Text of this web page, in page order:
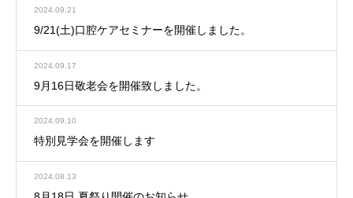
2024.09.21
9/21(土)口腔ケアセミナーを開催しました。
2024.09.17
9月16日敬老会を開催致しました。
2024.09.10
特別見学会を開催します
2024.08.13